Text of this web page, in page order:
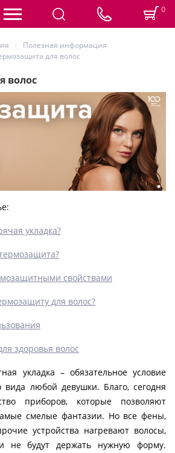
0
Полезная информация
для волос
волос
укладка?
свойствами
для волос?
здоровья волос
укладка – обязательное условие
вида любой девушки. Благо, сегодня
приборов, которые позволяют
смелые фантазии. Но все фены,
устройства нагревают волосы,
не будут держать нужную форму.